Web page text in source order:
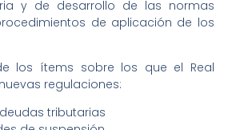
y de desarrollo de las normas
de aplicación de los
los ítems sobre los que el Real
regulaciones:
tributarias